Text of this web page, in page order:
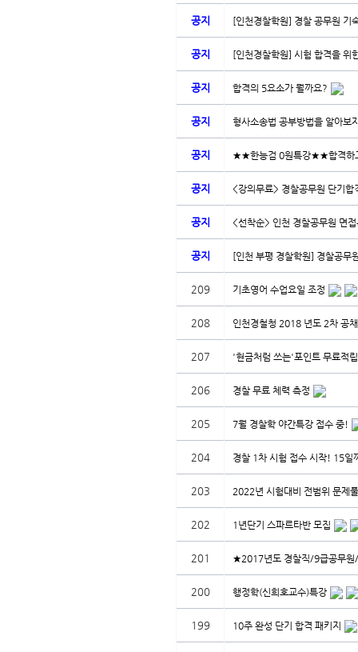
공지 [인천경찰학원] 경찰 공무원 기
공지 [인천경찰학원] 시험 합격을 위
공지 합격의 5요소가 뭘까요?
공지 형사소송법 공부방법을 알아보
공지 ★★한능검 0원특강★★합격하
공지 <강의무료> 경찰공무원 단기
공지 <선착순> 인천 경찰공무원 면
공지 [인천 부평 경찰학원] 경찰공
209 기초영어 수업요일 조정
208 인천경철청 2018 년도 2차 공
207 '현금처럼 쓰는'포인트 무료적
206 경찰 무료 체력 측정
205 7월 경찰학 야간특강 접수 중!
204 경찰 1차 시험 접수 시작! 15일
203 2022년 시험대비 전범위 문제
202 1년단기 스파르타반 모집
201 ★2017년도 경찰직/9급공무원
200 행정학(신희호교수)특강
199 10주 완성 단기 합격 패키지